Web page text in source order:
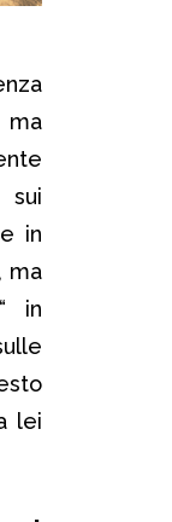
ma
sui
in
ma
in
lei